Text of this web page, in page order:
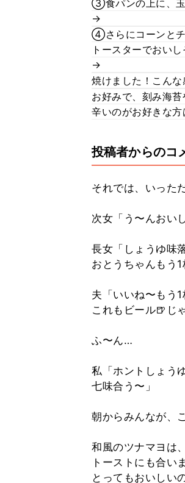
③食パンの上に、
→
④さらにコーンとチ
トースターでおい
→
焼けました！こんな
お好みで、刻み海苔
辛いのがお好きな
投稿者からのコ
それでは、いった
次女「う〜んおい
長女「しょうゆ味
おとうちゃんもう1
夫「いいね〜もう
これもビール🍺じ
ふ〜ん…
私「ホントしょう
七味合う〜」
朝からみんなが、
和風のツナマヨは
トーストにも合い
とってもおいしい